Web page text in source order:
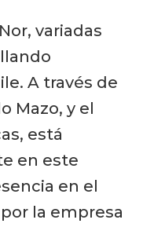
variadas
A través de
Mazo, y el
está
en este
en el
la empresa